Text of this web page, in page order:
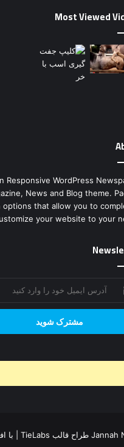
Most Viewed
Responsive WordPress
News and Blog theme.
options that allow you to